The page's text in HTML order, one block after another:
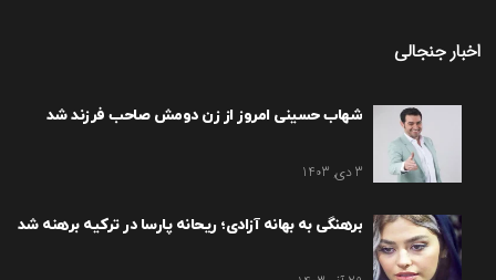
اخبار جنجالی
شهاب حسینی امروز از زن دومش صاحب فرزند شد
3 دی, 1403
برهنگی به بهانه آزادی؛ ریحانه پارسا در ترکیه برهنه شد